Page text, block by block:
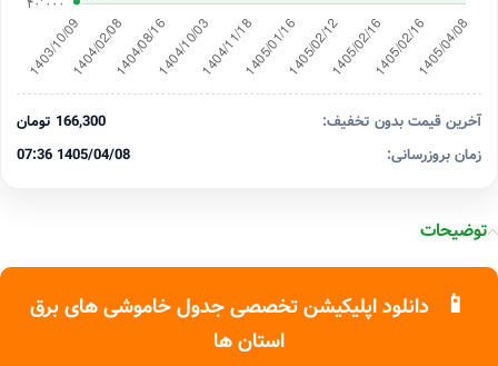
آخرین قیمت بدون تخفیف:
166,300 تومان
زمان بروزرسانی:
1405/04/08 07:36
توضیحات
📱
دانلود اپلیکیشن تخصصی جدول خاموشی های برق
استان ها